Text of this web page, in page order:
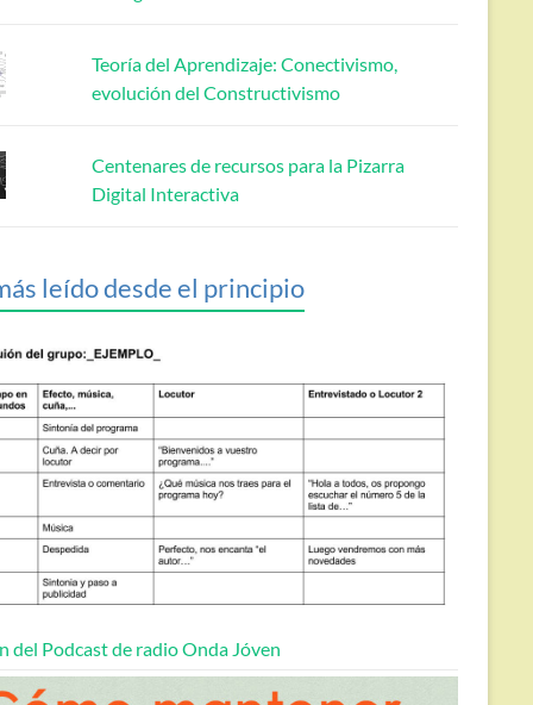
Teoría del Aprendizaje: Conectivismo,
evolución del Constructivismo
Centenares de recursos para la Pizarra
Digital Interactiva
leído desde el principio
del Podcast de radio Onda Jóven